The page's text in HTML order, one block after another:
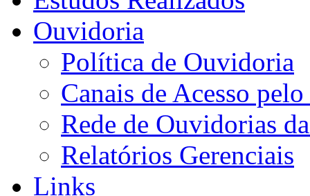
Ouvidoria
Política de Ouvidoria
Canais de Acesso
Rede de Ouvidorias
Relatórios Gerenciais
Links